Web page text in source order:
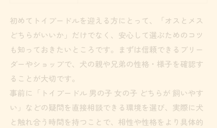
初めてトイプードルを迎える方にとって、「オスとメス
どちらがいいか」だけでなく、安心して選ぶためのコツ
も知っておきたいところです。まずは信頼できるブリー
ダーやショップで、犬の親や兄弟の性格・様子を確認す
ることが大切です。
事前に「トイプードル 男の子 女の子 どちらが 飼いやす
い」などの疑問を直接相談できる環境を選び、実際に犬
と触れ合う時間を持つことで、相性や性格をより具体的